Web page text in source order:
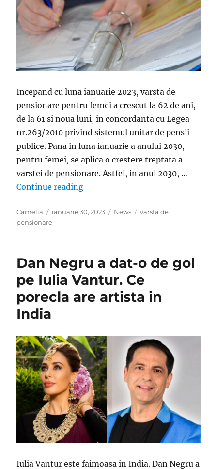
Incepand cu luna ianuarie 2023, varsta de
pensionare pentru femei a crescut la 62 de ani,
de la 61 si noua luni, in concordanta cu Legea
nr.263/2010 privind sistemul unitar de pensii
publice. Pana in luna ianuarie a anului 2030,
pentru femei, se aplica o crestere treptata a
varstei de pensionare. Astfel, in anul 2030, …
Continue reading„A crescut varsta de pensionare
Author
Camelia
Posted
on
ianuarie 30, 2023 Categories
News Tags
varsta de
pensionare
Dan Negru a dat-o de gol
pe Iulia Vantur. Ce
porecla are artista in
India
Iulia Vantur este faimoasa in India. Dan Negru a